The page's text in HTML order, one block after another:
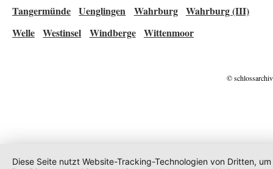
Tangermünde Uenglingen Wahrburg Wahrburg (III)
Welle Westinsel Windberge Wittenmoor
©
Diese Seite nutzt Website-Tracking-Technologien von Dritten, um